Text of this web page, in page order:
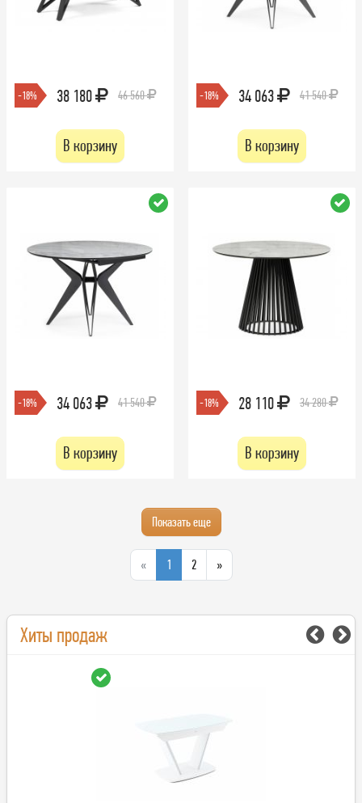
-18% 38 180 46 560
В корзину
-18% 34 063 41 540
В корзину
-18% 34 063 41 540
В корзину
-18% 28 110 34 280
В корзину
Показать еще
« 1 2 »
Хиты продаж